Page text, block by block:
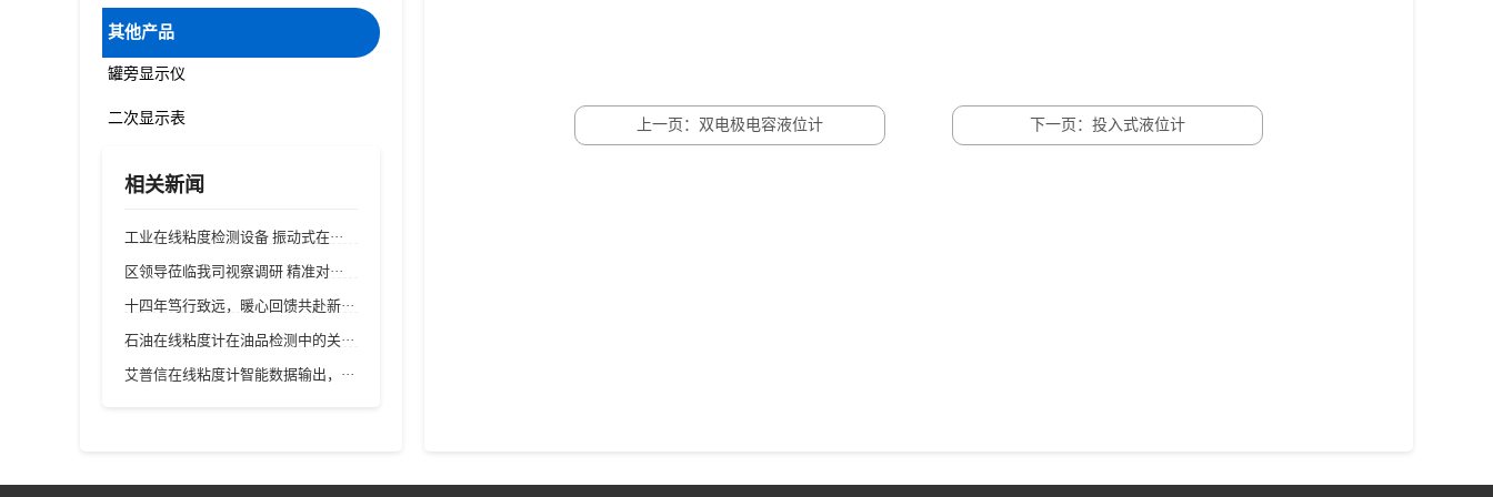
其他产品
罐旁显示仪
二次显示表
相关新闻
工业在线粘度检测设备 振动式在···
区领导莅临我司视察调研 精准对···
十四年笃行致远，暖心回馈共赴新···
石油在线粘度计在油品检测中的关···
艾普信在线粘度计智能数据输出，···
上一页：双电极电容液位计 下一页：投入式液位计